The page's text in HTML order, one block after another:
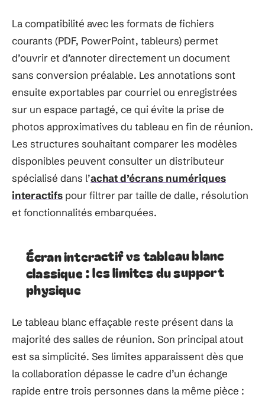
La compatibilité avec les formats de fichiers
courants (PDF, PowerPoint, tableurs) permet
d’ouvrir et d’annoter directement un document
sans conversion préalable. Les annotations sont
ensuite exportables par courriel ou enregistrées
sur un espace partagé, ce qui évite la prise de
photos approximatives du tableau en fin de réunion.
Les structures souhaitant comparer les modèles
disponibles peuvent consulter un distributeur
spécialisé dans l’achat d’écrans numériques
interactifs pour filtrer par taille de dalle, résolution
et fonctionnalités embarquées.
Écran interactif vs tableau blanc
classique : les limites du support
physique
Le tableau blanc effaçable reste présent dans la
majorité des salles de réunion. Son principal atout
est sa simplicité. Ses limites apparaissent dès que
la collaboration dépasse le cadre d’un échange
rapide entre trois personnes dans la même pièce :